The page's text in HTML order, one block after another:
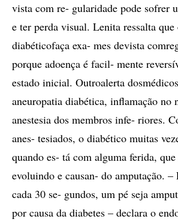
vista com re- gularidade pode sofrer
e ter perda visual. Lenita ressalta
diabéticofaça exa- mes devista
porque adoença é facil- mente
estado inicial. Outroalerta
aneuropatia diabética, inflamação no
anestesia dos membros infe- riores.
anes- tesiados, o diabético muitas
quando es- tá com alguma ferida,
evoluindo e causan- do amputação. –
cada 30 se- gundos, um pé seja
por causa da diabetes – declara o